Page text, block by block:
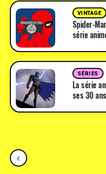
VINTAGE
Spider-
série
SÉRIES
La série
ses 30